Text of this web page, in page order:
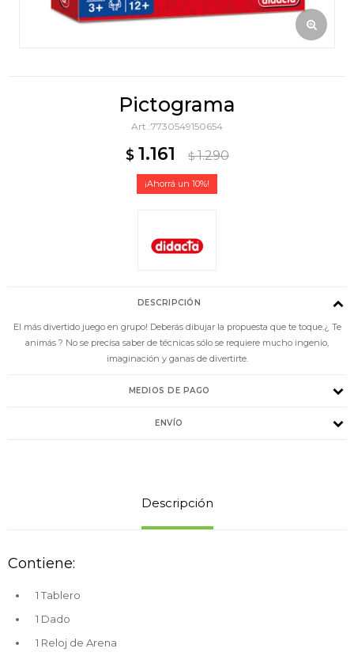
Pictograma
7730549150654
$ 1.161 $ 1.290
10
DESCRIPCIÓN
El más divertido juego en grupo! Deberás dibujar la propuesta que te toque.¿ Te
animás ? No se precisa saber de técnicas sólo se requiere mucho ingenio,
imaginación y ganas de divertirte.
MEDIOS DE PAGO
ENVÍO
Descripción
Contiene:
1 Tablero
1 Dado
1 Reloj de Arena